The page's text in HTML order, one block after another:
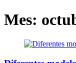
Mes: